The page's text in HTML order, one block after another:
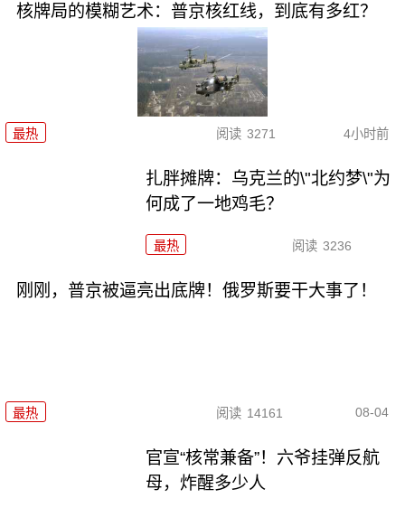
核牌局的模糊艺术：普京核红线，到底有多红？
最热 阅读 3271 4小时前
扎胖摊牌：乌克兰的\"北约梦\"为
何成了一地鸡毛？
最热 阅读 3236
刚刚，普京被逼亮出底牌！俄罗斯要干大事了！
最热 阅读 14161 08-04
官宣“核常兼备”！六爷挂弹反航
母，炸醒多少人